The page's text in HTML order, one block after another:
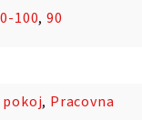
100,90
pokoj, Pracovna